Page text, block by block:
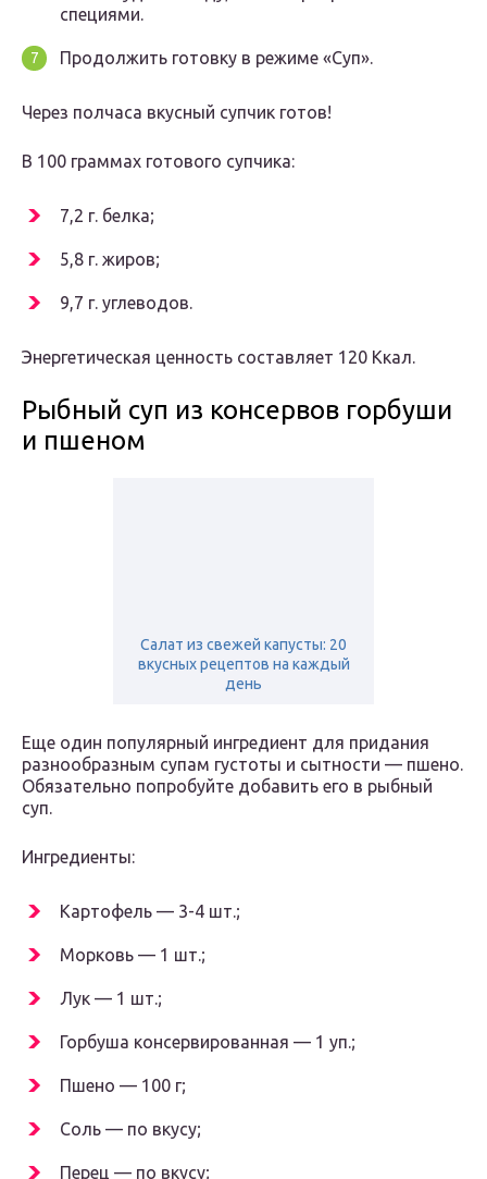
специями.
Продолжить готовку в режиме «Суп».
Через полчаса вкусный супчик готов!
В 100 граммах готового супчика:
7,2 г. белка;
5,8 г. жиров;
9,7 г. углеводов.
Энергетическая ценность составляет 120 Ккал.
Рыбный суп из консервов горбуши
и пшеном
Салат из свежей капусты: 20
вкусных рецептов на каждый
день
Еще один популярный ингредиент для придания
разнообразным супам густоты и сытности — пшено.
Обязательно попробуйте добавить его в рыбный
суп.
Ингредиенты:
Картофель — 3-4 шт.;
Морковь — 1 шт.;
Лук — 1 шт.;
Горбуша консервированная — 1 уп.;
Пшено — 100 г;
Соль — по вкусу;
Перец — по вкусу;